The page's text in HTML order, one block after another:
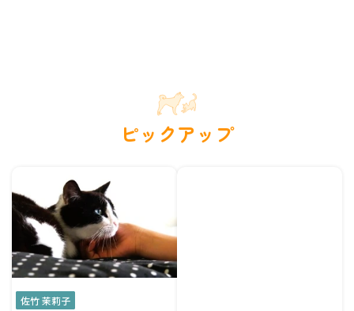
ピックアップ
佐竹 茉莉子